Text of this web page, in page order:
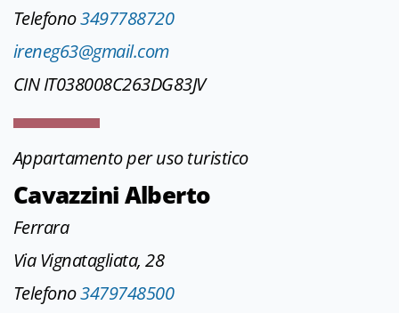
Telefono3497788720
ireneg63@gmail.com
CIN IT038008C263DG83JV
Appartamento per uso turistico
Cavazzini Alberto
Ferrara
Via Vignatagliata, 28
Telefono3479748500